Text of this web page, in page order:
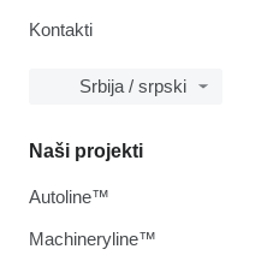
Kontakti
Srbija / srpski
Naši projekti
Autoline™
Machineryline™